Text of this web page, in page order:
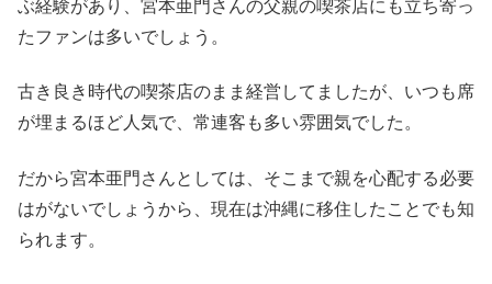
ぶ経験があり、宮本亜門さんの父親の喫茶店にも立ち寄っ
たファンは多いでしょう。
古き良き時代の喫茶店のまま経営してましたが、いつも席
が埋まるほど人気で、常連客も多い雰囲気でした。
だから宮本亜門さんとしては、そこまで親を心配する必要
はがないでしょうから、現在は沖縄に移住したことでも知
られます。